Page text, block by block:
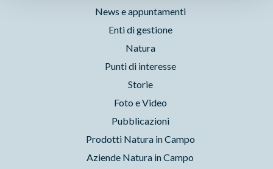
News e appuntamenti
Enti di gestione
Natura
Punti di interesse
Storie
Foto e Video
Pubblicazioni
Prodotti Natura in Campo
Aziende Natura in Campo